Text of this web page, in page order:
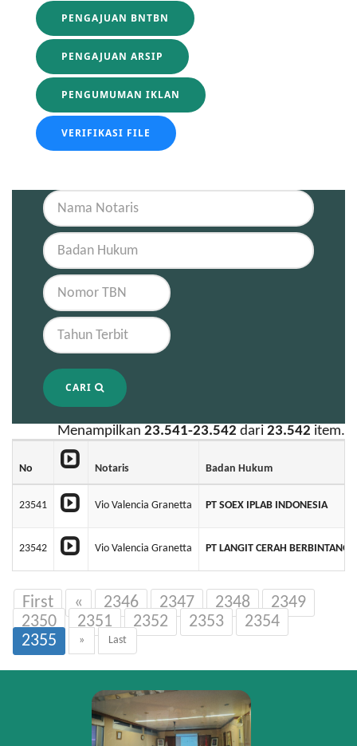
PENGAJUAN BNTBN
PENGAJUAN ARSIP
PENGUMUMAN IKLAN
VERIFIKASI FILE
CARI
Menampilkan 23.541-23.542 dari 23.542 item.
No Notaris Badan Hukum
23541 Vio Valencia Granetta PT SOEX IPLAB INDONESIA
23542 Vio Valencia Granetta PT LANGIT CERAH BERBINTANG
First « 2346 2347 2348
2349
2350
2351 2352 2353
2354
2355
» Last